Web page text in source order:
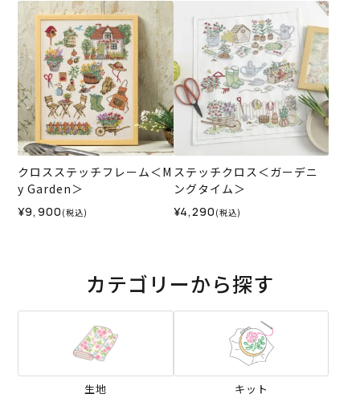
クロスステッチフレーム＜M
y Garden＞
¥9,900 (税込)
ステッチクロス＜ガーデニ
ングタイム＞
¥4,290 (税込)
カテゴリーから探す
生地 キット